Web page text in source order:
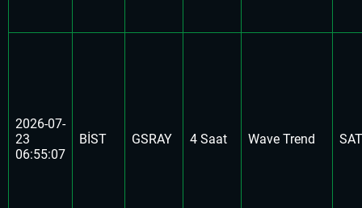
2026-07-
23
06:55:07
BİST GSRAY 4 Saat Wave Trend SAT